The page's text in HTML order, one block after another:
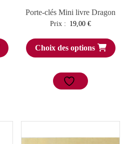
Porte-clés Mini livre Dragon
Prix : 19,00€
Choix des options